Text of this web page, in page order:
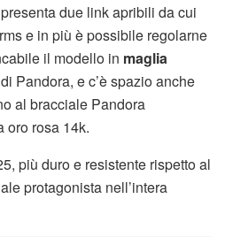
due link apribili da cui
e in più è possibile regolarne
il modello in maglia
Pandora, e c’è spazio anche
al bracciale Pandora
oro rosa 14k.
più duro e resistente rispetto al
protagonista nell’intera